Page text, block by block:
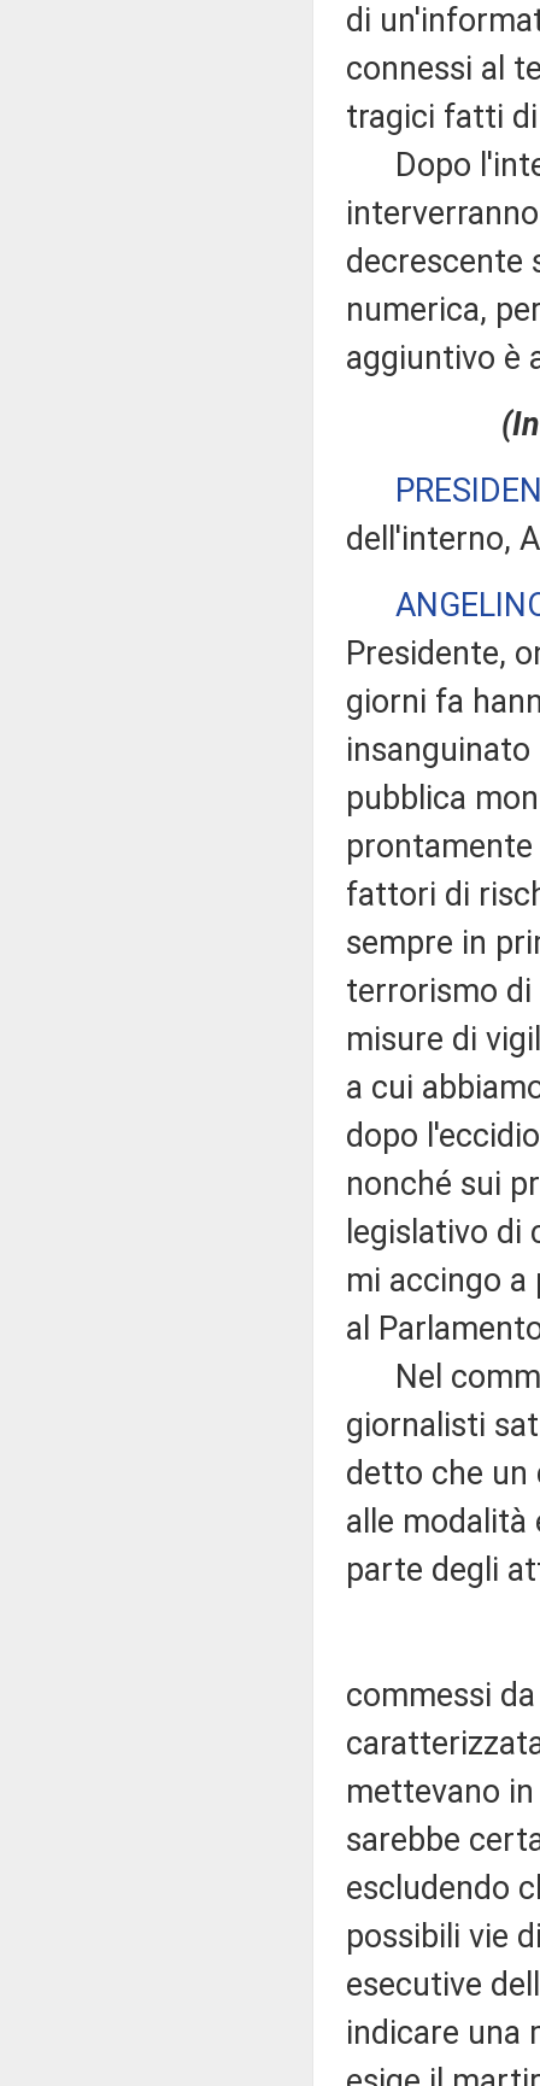
di
connessi al
tragici fatti
Dopo
decrescente
numerica,
aggiuntivo è
dell'interno,
Presidente,
giorni fa
insanguinato
pubblica
fattori di
sempre in
terrorismo
misure di
a cui
dopo
nonché sui
legislativo
mi accingo a
al
Nel
giornalisti
detto che un
alle modalità
parte degli
commessi
mettevano
sarebbe
escludendo
possibili vie
esecutive
indicare una